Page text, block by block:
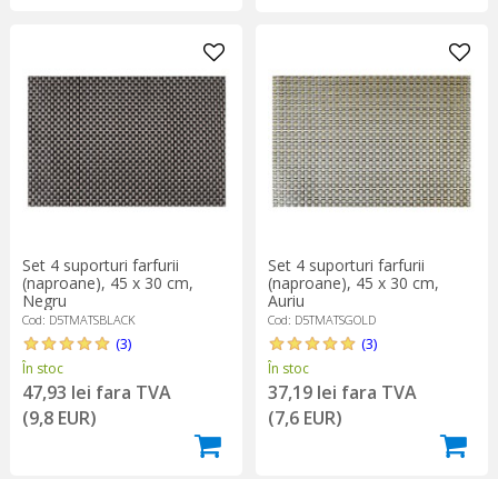
Set 4 suporturi farfurii
(naproane), 45 x 30 cm,
Negru
Cod: D5TMATSBLACK
(3)
În stoc
47,93 lei fara TVA
(9,8 EUR)
Set 4 suporturi farfurii
(naproane), 45 x 30 cm,
Auriu
Cod: D5TMATSGOLD
(3)
În stoc
37,19 lei fara TVA
(7,6 EUR)